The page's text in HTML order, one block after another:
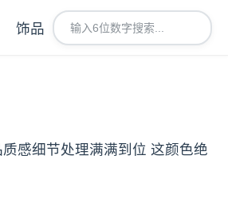
饰品
感细节处理满满到位 这颜色绝